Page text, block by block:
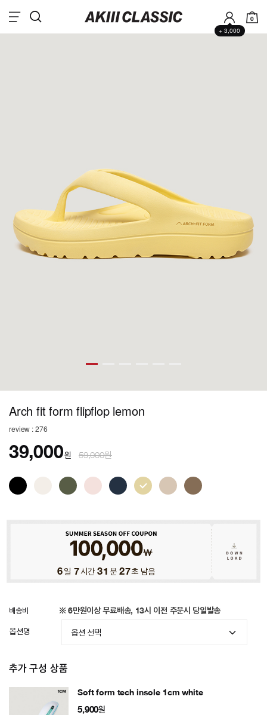
+ 3,000
0
Arch fit form flipflop lemon
review : 276
39,000원 59,000원
6일 7시간 31 분 24초 남음
배송비 ※ 6만원이상 무료배송, 13시 이전 주문시 당일발송
옵션명
추가 구성 상품
Soft form tech insole 1cm white
5,900원